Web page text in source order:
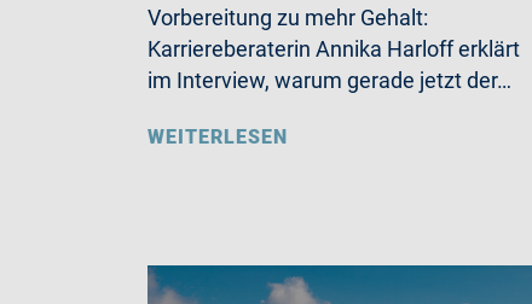
Vorbereitung zu mehr Gehalt:
Karriereberaterin Annika Harloff erklärt
im Interview, warum gerade jetzt der…
WEITERLESEN